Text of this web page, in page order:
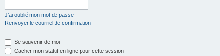
J’ai oublié mon mot de passe
Renvoyer le courriel de confirmation
Se souvenir de moi
Cacher mon statut en ligne pour cette session